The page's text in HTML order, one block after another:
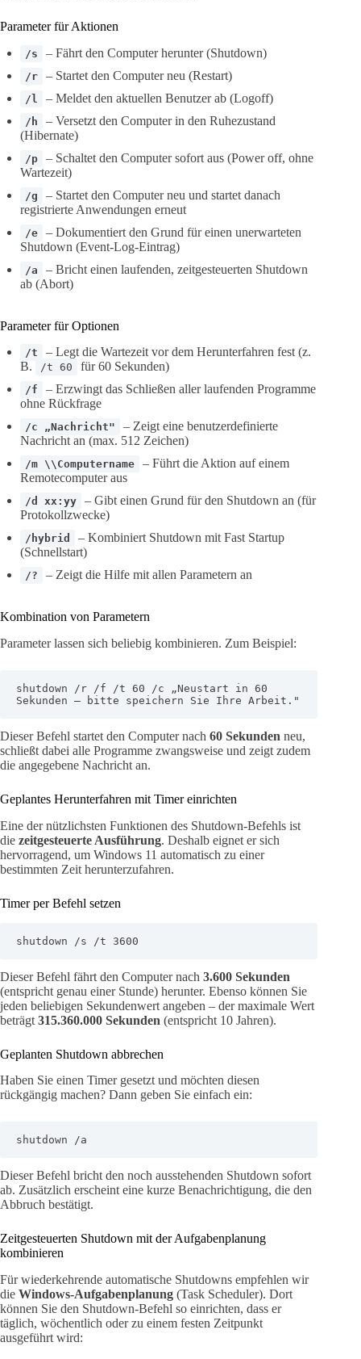
Parameter für Aktionen
/s – Fährt den Computer herunter (Shutdown)
/r – Startet den Computer neu (Restart)
/l – Meldet den aktuellen Benutzer ab (Logoff)
/h
– Versetzt den Computer in den Ruhezustand
(Hibernate)
/p
– Schaltet den Computer sofort aus (Power off, ohne
Wartezeit)
/g
– Startet den Computer neu und startet danach
registrierte Anwendungen erneut
/e
– Dokumentiert den Grund für einen unerwarteten
Shutdown (Event-Log-Eintrag)
/a
– Bricht einen laufenden, zeitgesteuerten Shutdown
ab (Abort)
Parameter für Optionen
/t
– Legt die Wartezeit vor dem Herunterfahren fest (z.
B.
/t 60 für 60 Sekunden)
/f
– Erzwingt das Schließen aller laufenden Programme
ohne Rückfrage
/c „Nachricht"
– Zeigt eine benutzerdefinierte
Nachricht an (max. 512 Zeichen)
/m \\Computername
– Führt die Aktion auf einem
Remotecomputer aus
/d xx:yy
– Gibt einen Grund für den Shutdown an (für
Protokollzwecke)
/hybrid
– Kombiniert Shutdown mit Fast Startup
(Schnellstart)
/? – Zeigt die Hilfe mit allen Parametern an
Kombination von Parametern
Parameter lassen sich beliebig kombinieren. Zum Beispiel:
shutdown /r /f /t 60 /c „Neustart in 60
Sekunden – bitte speichern Sie Ihre Arbeit."
Dieser Befehl startet den Computer nach 60 Sekunden neu,
schließt dabei alle Programme zwangsweise und zeigt zudem
die angegebene Nachricht an.
Geplantes Herunterfahren mit Timer einrichten
Eine der nützlichsten Funktionen des Shutdown-Befehls ist
die zeitgesteuerte Ausführung. Deshalb eignet er sich
hervorragend, um Windows 11 automatisch zu einer
bestimmten Zeit herunterzufahren.
Timer per Befehl setzen
shutdown /s /t 3600
Dieser Befehl fährt den Computer nach 3.600 Sekunden
(entspricht genau einer Stunde) herunter. Ebenso können Sie
jeden beliebigen Sekundenwert angeben – der maximale Wert
beträgt 315.360.000 Sekunden (entspricht 10 Jahren).
Geplanten Shutdown abbrechen
Haben Sie einen Timer gesetzt und möchten diesen
rückgängig machen? Dann geben Sie einfach ein:
shutdown /a
Dieser Befehl bricht den noch ausstehenden Shutdown sofort
ab. Zusätzlich erscheint eine kurze Benachrichtigung, die den
Abbruch bestätigt.
Zeitgesteuerten Shutdown mit der Aufgabenplanung
kombinieren
Für wiederkehrende automatische Shutdowns empfehlen wir
die Windows-Aufgabenplanung (Task Scheduler). Dort
können Sie den Shutdown-Befehl so einrichten, dass er
täglich, wöchentlich oder zu einem festen Zeitpunkt
ausgeführt wird: